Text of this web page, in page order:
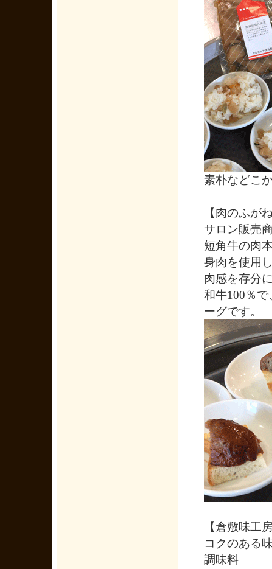
素朴などこ
【肉のふが
サロン販売
短角牛の肉
身肉を使用
肉感を存分
和牛100％
ーグです。
【倉敷味工
コクのある
調味料